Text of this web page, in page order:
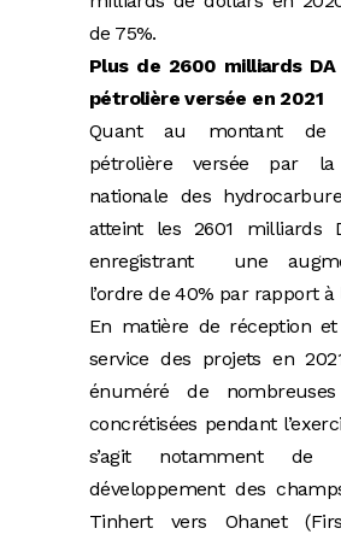
de 75%.
Plus de 2600 milliards
pétrolière versée en 2021
Quant au montant de
pétrolière versée par la
nationale des
atteint les 2601 milliards
enregistrant une
l’ordre de 40% par rapport à
En matière de réception
service des projets en
énuméré de nombreuses
concrétisées pendant
s’agit notamment de
développement des
Tinhert vers Ohanet